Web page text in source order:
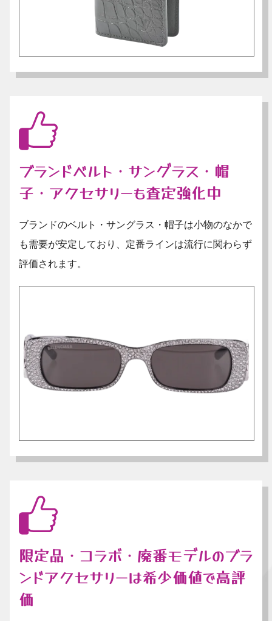
ブランドベルト・サングラス・帽
子・アクセサリーも査定強化中
ブランドのベルト・サングラス・帽子は小物のなかで
も需要が安定しており、定番ラインは流行に関わらず
評価されます。
限定品・コラボ・廃番モデルのブラ
ンドアクセサリーは希少価値で高評
価